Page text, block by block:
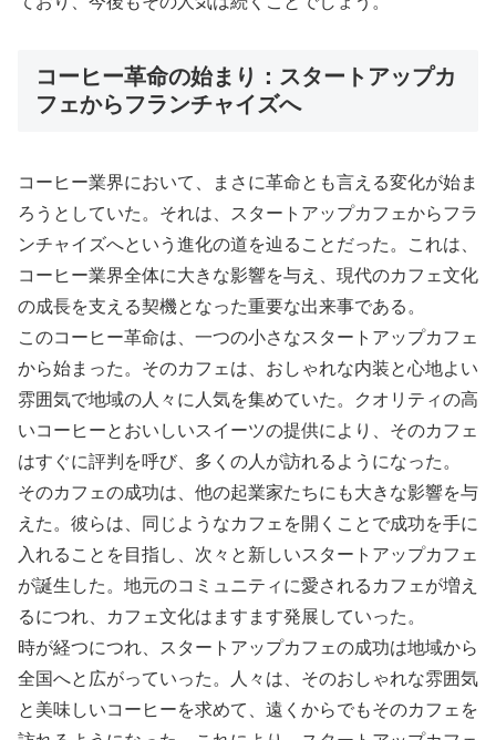
コーヒー革命の始まり：スタートアップカ
フェからフランチャイズへ
コーヒー業界において、まさに革命とも言える変化が始ま
ろうとしていた。それは、スタートアップカフェからフラ
ンチャイズへという進化の道を辿ることだった。これは、
コーヒー業界全体に大きな影響を与え、現代のカフェ文化
の成長を支える契機となった重要な出来事である。
このコーヒー革命は、一つの小さなスタートアップカフェ
から始まった。そのカフェは、おしゃれな内装と心地よい
雰囲気で地域の人々に人気を集めていた。クオリティの高
いコーヒーとおいしいスイーツの提供により、そのカフェ
はすぐに評判を呼び、多くの人が訪れるようになった。
そのカフェの成功は、他の起業家たちにも大きな影響を与
えた。彼らは、同じようなカフェを開くことで成功を手に
入れることを目指し、次々と新しいスタートアップカフェ
が誕生した。地元のコミュニティに愛されるカフェが増え
るにつれ、カフェ文化はますます発展していった。
時が経つにつれ、スタートアップカフェの成功は地域から
全国へと広がっていった。人々は、そのおしゃれな雰囲気
と美味しいコーヒーを求めて、遠くからでもそのカフェを